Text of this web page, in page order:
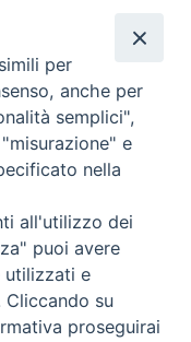
per
anche per
semplici",
e
nella
all'utilizzo dei
puoi avere
utilizzati e
Cliccando su
proseguirai